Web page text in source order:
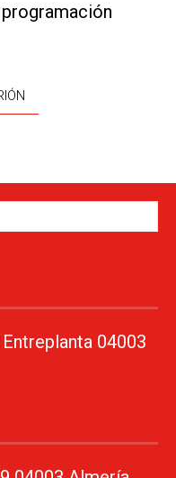
04003